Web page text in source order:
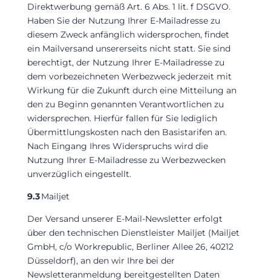
Direktwerbung gemäß Art. 6 Abs. 1 lit. f DSGVO.
Haben Sie der Nutzung Ihrer E-Mailadresse zu
diesem Zweck anfänglich widersprochen, findet
ein Mailversand unsererseits nicht statt. Sie sind
berechtigt, der Nutzung Ihrer E-Mailadresse zu
dem vorbezeichneten Werbezweck jederzeit mit
Wirkung für die Zukunft durch eine Mitteilung an
den zu Beginn genannten Verantwortlichen zu
widersprechen. Hierfür fallen für Sie lediglich
Übermittlungskosten nach den Basistarifen an.
Nach Eingang Ihres Widerspruchs wird die
Nutzung Ihrer E-Mailadresse zu Werbezwecken
unverzüglich eingestellt.
9.3Mailjet
Der Versand unserer E-Mail-Newsletter erfolgt
über den technischen Dienstleister Mailjet (Mailjet
GmbH, c/o Workrepublic, Berliner Allee 26, 40212
Düsseldorf), an den wir Ihre bei der
Newsletteranmeldung bereitgestellten Daten